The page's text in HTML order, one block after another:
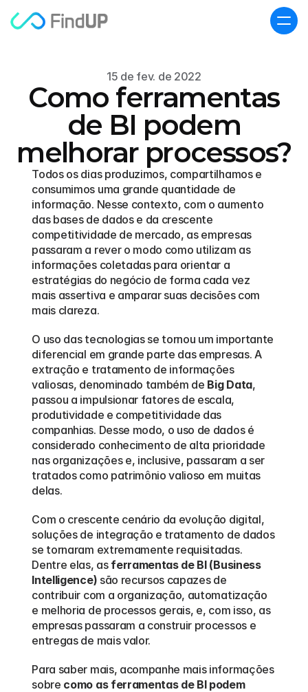
15 de fev. de 2022
Como ferramentas
de BI podem
melhorar processos?
Todos os dias produzimos, compartilhamos e
consumimos uma grande quantidade de
informação. Nesse contexto, com o aumento
das bases de dados e da crescente
competitividade de mercado, as empresas
passaram a rever o modo como utilizam as
informações coletadas para orientar a
estratégias do negócio de forma cada vez
mais assertiva e amparar suas decisões com
mais clareza.
O uso das tecnologias se tornou um importante
diferencial em grande parte das empresas. A
extração e tratamento de informações
valiosas, denominado também de Big Data,
passou a impulsionar fatores de escala,
produtividade e competitividade das
companhias. Desse modo, o uso de dados é
considerado conhecimento de alta prioridade
nas organizações e, inclusive, passaram a ser
tratados como patrimônio valioso em muitas
delas.
Com o crescente cenário da evolução digital,
soluções de integração e tratamento de dados
se tornaram extremamente requisitadas.
Dentre elas, as ferramentas de BI (Business
Intelligence) são recursos capazes de
contribuir com a organização, automatização
e melhoria de processos gerais, e, com isso, as
empresas passaram a construir processos e
entregas de mais valor.
Para saber mais, acompanhe mais informações
sobre como as ferramentas de BI podem